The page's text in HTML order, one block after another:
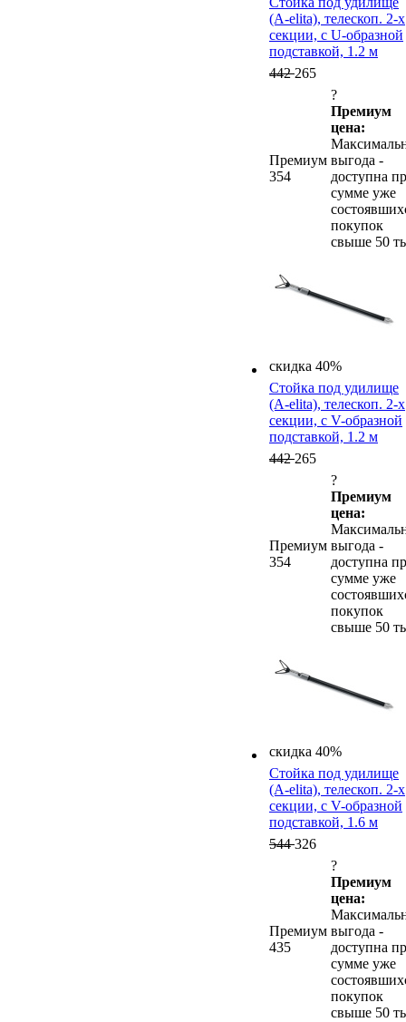
(A-elita), телескоп. 2-х
секции, с U-образной
подставкой, 1.2 м
442265
Премиум
354
?
Премиум
цена:
выгода -
доступна
сумме уже
покупок
свыше 50
скидка 40%
Стойка под удилище
(A-elita), телескоп. 2-х
секции, с V-образной
подставкой, 1.2 м
442265
Премиум
354
?
Премиум
цена:
выгода -
доступна
сумме уже
покупок
свыше 50
скидка 40%
Стойка под удилище
(A-elita), телескоп. 2-х
секции, с V-образной
подставкой, 1.6 м
544326
Премиум
435
?
Премиум
цена:
выгода -
доступна
сумме уже
покупок
свыше 50